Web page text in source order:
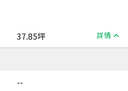
37.85坪 詳情
--